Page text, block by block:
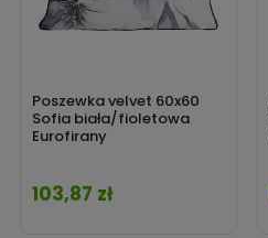
Poszewka velvet 60x60
Sofia biała/fioletowa
Eurofirany
Cena
103,87 zł